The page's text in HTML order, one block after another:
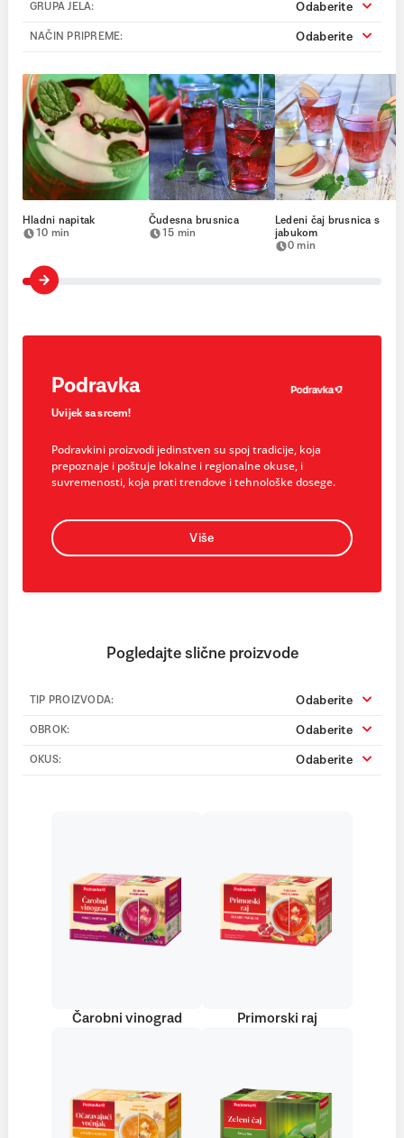
GRUPA JELA: Odaberite
NAČIN PRIPREME: Odaberite
Hladni napitak
10 min
Čudesna brusnica
15 min
Ledeni čaj brusnica s
jabukom
0 min
Podravka
Uvijek sa srcem!
Podravkini proizvodi jedinstven su spoj tradicije, koja
prepoznaje i poštuje lokalne i regionalne okuse, i
suvremenosti, koja prati trendove i tehnološke dosege.
Više
Pogledajte slične proizvode
TIP PROIZVODA: Odaberite
OBROK: Odaberite
OKUS: Odaberite
Čarobni vinograd Primorski raj